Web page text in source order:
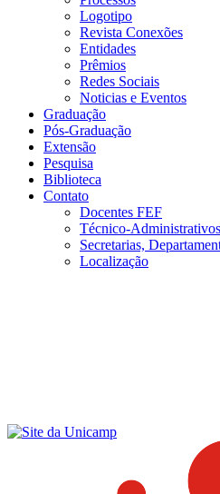
Logotipo
Revista Conexões
Entidades
Prêmios
Redes Sociais
Noticias e Eventos
Graduação
Pós-Graduação
Extensão
Pesquisa
Biblioteca
Contato
Docentes FEF
Técnico-Administrativos
Secretarias,
Localização